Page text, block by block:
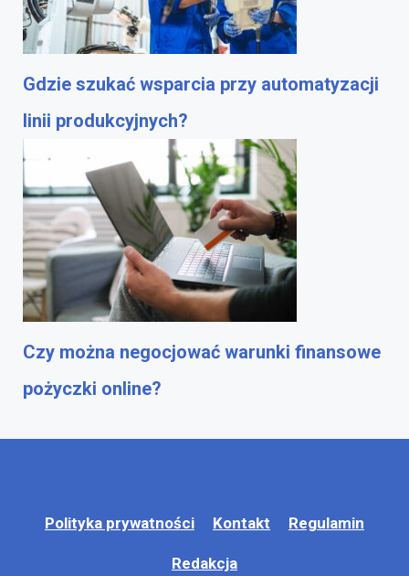
Gdzie szukać wsparcia przy automatyzacji
linii produkcyjnych?
Czy można negocjować warunki finansowe
pożyczki online?
Polityka prywatności Kontakt Regulamin
Redakcja